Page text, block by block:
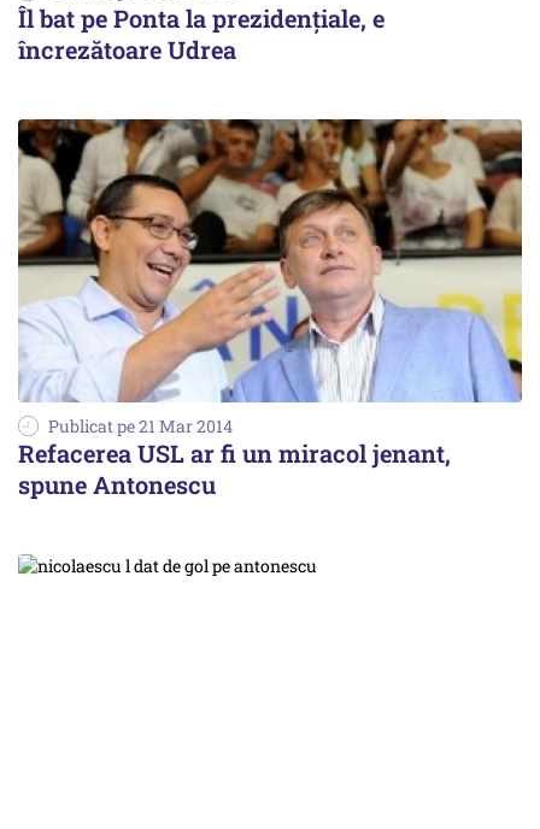
Îl bat pe Ponta la prezidențiale, e
încrezătoare Udrea
Publicat pe 21 Mar 2014
Refacerea USL ar fi un miracol jenant,
spune Antonescu